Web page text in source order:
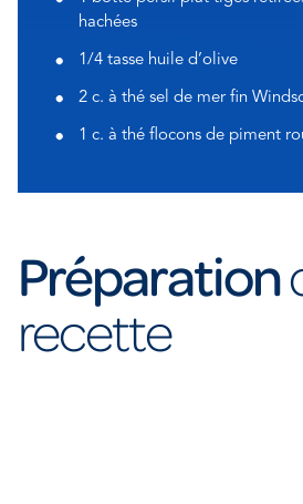
hachées
1/4 tasse huile d’olive
2 c. à thé sel de mer fin
1 c. à thé flocons de piment
Préparation
recette